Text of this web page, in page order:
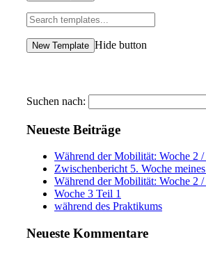
New Template Hide button
Suchen nach:
Neueste Beiträge
Während der Mobilität: Woche 2
Zwischenbericht 5. Woche
Während der Mobilität: Woche 2 /
Woche 3 Teil 1
während des Praktikums
Neueste Kommentare